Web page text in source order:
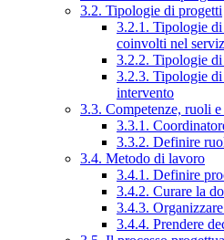
3.2. Tipologie di progetti
3.2.1. Tipologie
coinvolti nel
3.2.2. Tipologie
3.2.3. Tipologie di
intervento
3.3. Competenze, ruoli
3.3.1.
3.3.2. Definire
3.4. Metodo di lavoro
3.4.1. Definire
3.4.2. Curare la
3.4.3.
3.4.4. Prendere